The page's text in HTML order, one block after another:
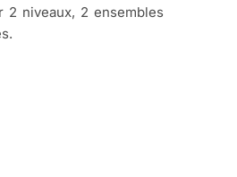
2 niveaux, 2 ensembles